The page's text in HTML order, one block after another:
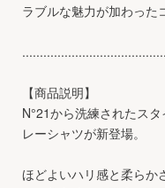
ラブルな魅力が加わった
【商品説明】
N°21から洗練されたス
レーシャツが新登場。
ほどよいハリ感と柔らか